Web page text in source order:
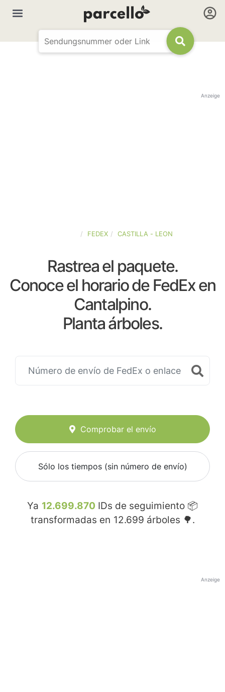
Anzeige
FEDEX CASTILLA - LEON
Rastrea el paquete.
Conoce el horario de FedEx en
Cantalpino.
Planta árboles.
Comprobar el envío
Sólo los tiempos (sin número de envío)
Ya 12.699.870 IDs de seguimiento 📦
transformadas en 12.699 árboles 🌳.
Anzeige